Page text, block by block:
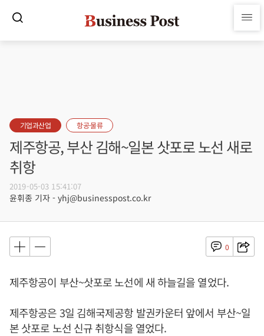
기업과산업 항공·물류
제주항공, 부산 김해~일본 삿포로 노선 새로
취항
2019-05-03 15:41:07
윤휘종 기자 - yhj@businesspost.co.kr
0
제주항공이 부산~삿포로 노선에 새 하늘길을 열었다.
제주항공은 3일 김해국제공항 발권카운터 앞에서 부산~일
본 삿포로 노선 신규 취항식을 열었다.